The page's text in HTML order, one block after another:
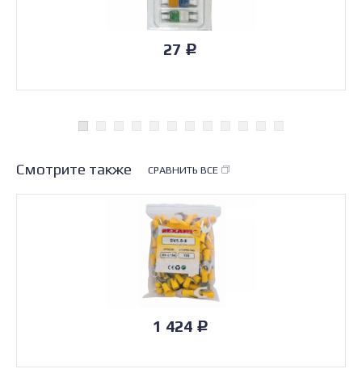
27 Р
Смотрите также СРАВНИТЬ ВСЕ
1 424 Р